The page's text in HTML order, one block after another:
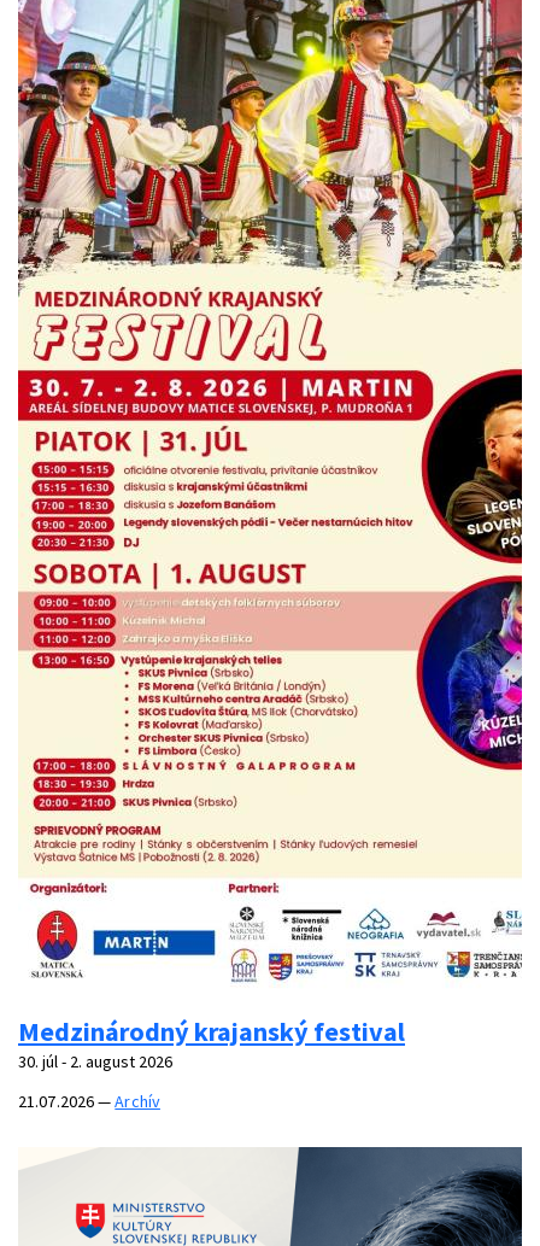
Medzinárodný krajanský festival
30. júl - 2. august 2026
21.07.2026—Archív